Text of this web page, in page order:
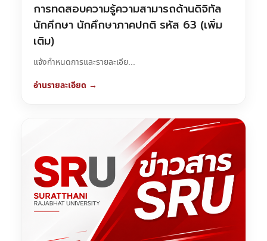
การทดสอบความรู้ความสามารถด้านดิจิทัล
นักศึกษา นักศึกษาภาคปกติ รหัส 63 (เพิ่ม
เติม)
แจ้งกำหนดการและรายละเอีย...
อ่านรายละเอียด →